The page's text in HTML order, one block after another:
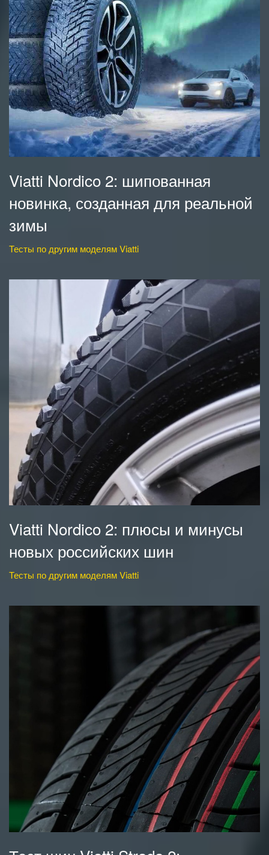
Viatti Nordico 2: шипованная
новинка, созданная для реальной
зимы
Тесты по другим моделям Viatti
Viatti Nordico 2: плюсы и минусы
новых российских шин
Тесты по другим моделям Viatti